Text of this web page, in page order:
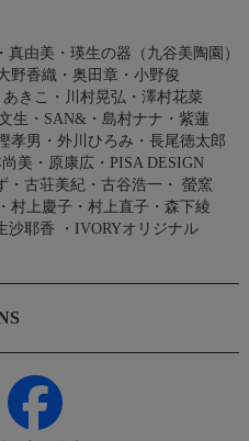
真由美 ・ 瑛生の器（九谷美陶園）
野香織 ・ 奥田章 ・ 小野俊
きこ ・ 川村晃弘 ・ 澤村花菜
生 ・ SAN& ・ 島村ナナ ・ 紫蓮
孝男 ・ 外川ひろみ ・ 長尾徳太郎
美 ・ 原康広 ・ PISA DESIGN
・ 古荘美紀 ・ 古谷浩一 ・
螢窯
・ 村上慶子 ・ 村上直子 ・ 森下綾
沙耶香 ・ IVORYオリジナル